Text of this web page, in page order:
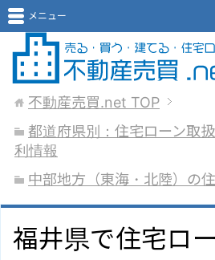
メニュー
不動産売買.net TOP
都道府県別：住宅ローン取
利情報
中部地方（東海・北陸）の
福井県で住宅ロ